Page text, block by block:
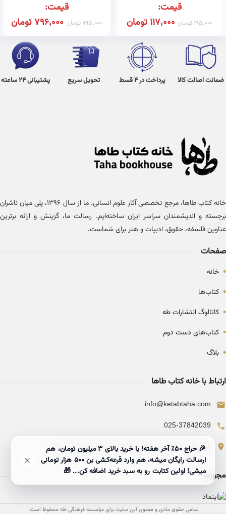
قیمت:
195,000تومان 117,000تومان
قیمت:
995,000تومان 796,000تومان
ضمانت اصالت کالا پرداخت در 4 قسط تحویل سریع پشتیبانی 24 ساعته
خانه کتاب طاها، مرجع تخصصی آثار علوم انسانی. ما از سال ۱۳۹۶، پلی میان ناشران
برجسته و اندیشمندان سراسر ایران ساخته‌ایم. رسالت ما، گزینش و ارائه برترین
عناوین فلسفه، حقوق، ادبیات و هنر برای شماست.
صفحات
• خانه
• کتاب‌ها
• کاتالوگ انتشارات طه
• کتاب‌های دست دوم
• بلاگ
ارتباط با خانه کتاب طاها
info@ketabtaha.com
025-37842039
ایران، قم، بلوار معلم، مجتمع ناشران، طبقه سوم، واحد ۳۱۴
مجوزها
تمامی حقوق مادی و معنوی این سایت برای مؤسسه فرهنگی طه محفوظ است.
🎉 حراج ۵۰٪ آخر هفته! با خرید بالای 3 میلیون تومان، هم
ارسالت رایگان میشه، هم وارد قرعه‌کشی بن ۵۰۰ هزار تومانی
میشی! اولین کتابت رو به سبد خرید اضافه کن... 🎁